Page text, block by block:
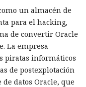
un almacén de
para el hacking,
de convertir Oracle
La empresa
piratas informáticos
de postexplotación
datos Oracle, que